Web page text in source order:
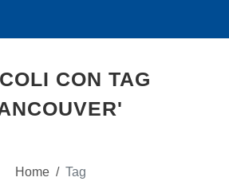
CON TAG
Home / Tag